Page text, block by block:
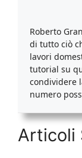
Roberto
di tutto ciò
lavori
tutorial su
condividere
numero
Articoli